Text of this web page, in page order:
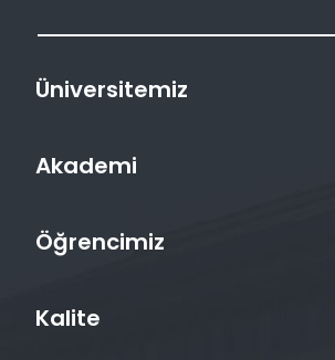
Üniversitemiz
Akademi
Öğrencimiz
Kalite